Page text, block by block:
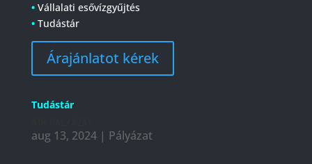
• Vállalati esővízgyűjtés
• Tudástár
Árajánlatot kérek
Tudástár
aug 13, 2024| Pályázat